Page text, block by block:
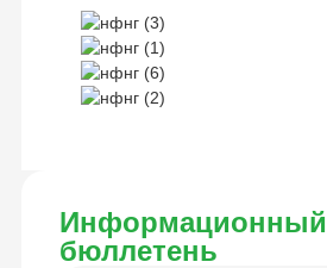
Информационный
бюллетень